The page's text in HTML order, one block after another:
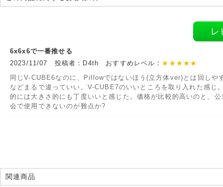
レ
6x6x6で一番推せる
2023/11/07 投稿者：D4th おすすめレベル： ★★★★★
同じV-CUBE6なのに、Pillowではないほう(立方体ver)とは回しや
などまるで違っていい。V-CUBE7のいいところを取り入れた感じ
的には大きさ的にも丁度いいと感じた。価格が比較的高いのと、公
会で使用できないのが難点か?
関連商品